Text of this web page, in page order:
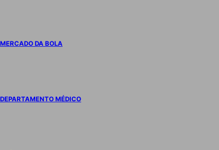
MERCADO DA BOLA
DEPARTAMENTO MÉDICO